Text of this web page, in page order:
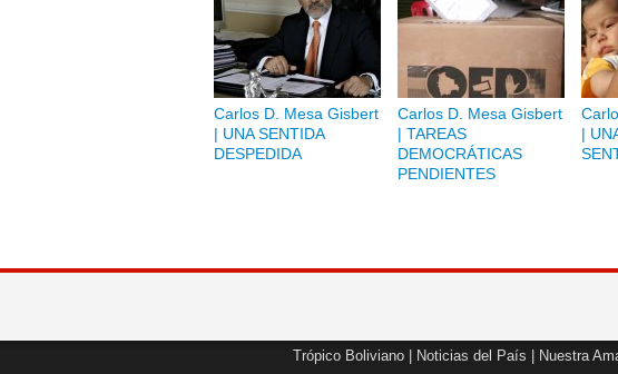
Carlos D. Mesa Gisbert
| UNA SENTIDA
DESPEDIDA
Carlos D. Mesa Gisbert
| TAREAS
DEMOCRÁTICAS
PENDIENTES
|
Trópico Boliviano Noticias del País Nuestra